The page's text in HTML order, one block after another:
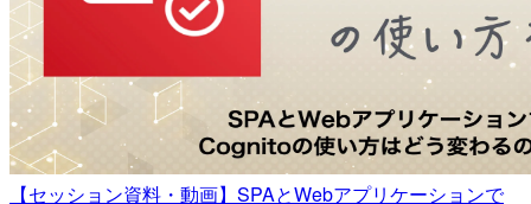
【セッション資料・動画】SPAとWebアプリケーションで